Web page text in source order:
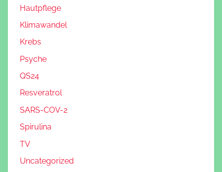
Hautpflege
Klimawandel
Krebs
Psyche
QS24
Resveratrol
SARS-COV-2
Spirulina
TV
Uncategorized